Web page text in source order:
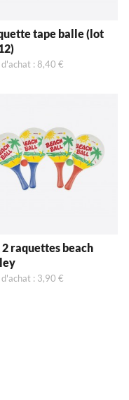
tape balle (lot
: 8,40 €
2 raquettes beach
: 3,90 €